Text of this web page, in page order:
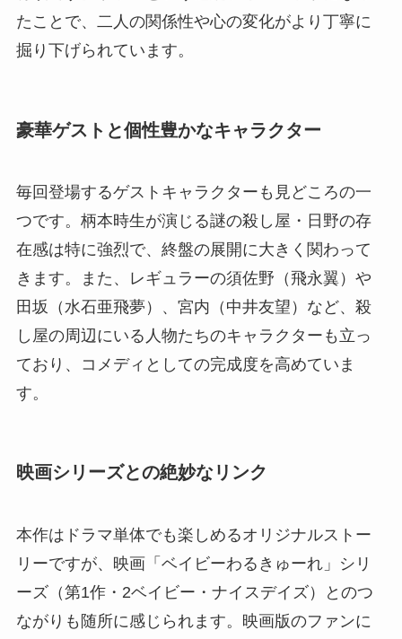
たことで、二人の関係性や心の変化がより丁寧に
掘り下げられています。
豪華ゲストと個性豊かなキャラクター
毎回登場するゲストキャラクターも見どころの一
つです。柄本時生が演じる謎の殺し屋・日野の存
在感は特に強烈で、終盤の展開に大きく関わって
きます。また、レギュラーの須佐野（飛永翼）や
田坂（水石亜飛夢）、宮内（中井友望）など、殺
し屋の周辺にいる人物たちのキャラクターも立っ
ており、コメディとしての完成度を高めていま
す。
映画シリーズとの絶妙なリンク
本作はドラマ単体でも楽しめるオリジナルストー
リーですが、映画「ベイビーわるきゅーれ」シリ
ーズ（第1作・2ベイビー・ナイスデイズ）とのつ
ながりも随所に感じられます。映画版のファンに